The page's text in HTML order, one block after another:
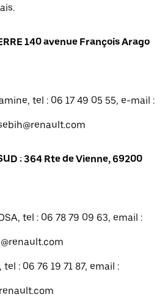
140 avenue François Arago
tel : 06 17 49 05 55, e-mail :
: 364 Rte de Vienne, 69200
tel : 06 78 79 09 63, email :
: 06 76 19 71 87, email :